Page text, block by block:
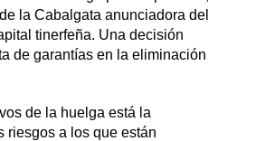
la Cabalgata anunciadora del
tinerfeña. Una decisión
de garantías en la eliminación
de la huelga está la
riesgos a los que están